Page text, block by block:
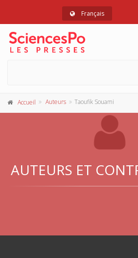
Français
Accueil Auteurs Taoufik Souami
AUTEURS ET